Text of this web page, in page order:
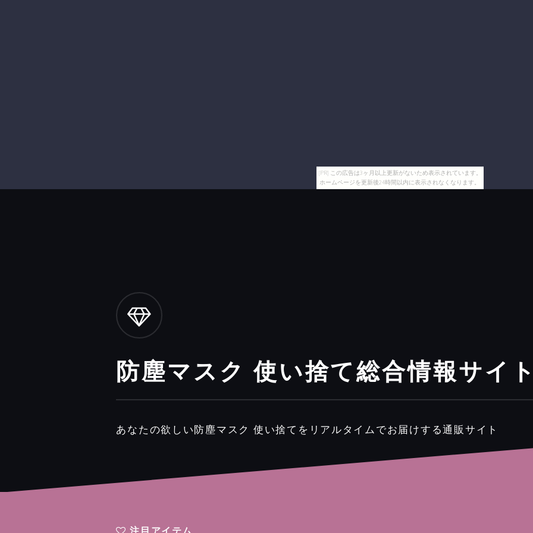
[PR] この広告は3ヶ月以上更新がないため表示されています。
ホームページを更新後24時間以内に表示されなくなります。
防塵マスク 使い捨て総合情報サイ
あなたの欲しい防塵マスク 使い捨てをリアルタイムでお届けする通販サイト